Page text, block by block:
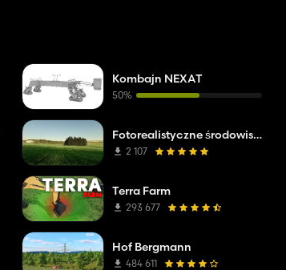
Kombajn NEXAT
50%
Fotorealistyczne środowisko
2 107
Terra Farm
293 677
Hof Bergmann
484 611